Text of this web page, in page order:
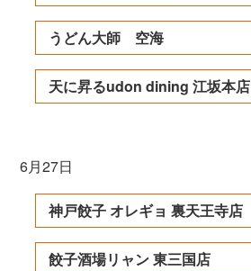
うどん大師 空海
天に昇るudon dining 江坂本店
6月27日
神戸餃子 オレギョ 裏天王寺店
餃子酒場リャン 東三国店